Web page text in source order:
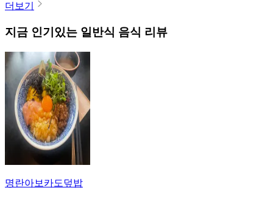
더보기
지금 인기있는 일반식 음식 리뷰
명란아보카도덮밥